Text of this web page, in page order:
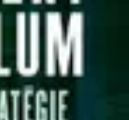
Client
Stratégies
Stratégies e-commerce